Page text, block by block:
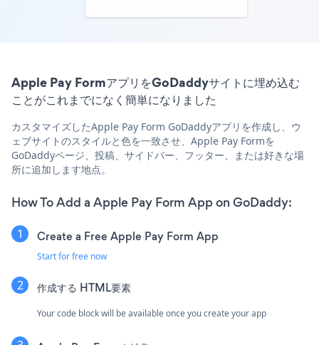
Apple Pay FormアプリをGoDaddyサイトに埋め込む
ことがこれまでになく簡単になりました
カスタマイズしたApple Pay Form GoDaddyアプリを作成し、ウ
ェブサイトのスタイルと色を一致させ、Apple Pay Formを
GoDaddyページ、投稿、サイドバー、フッター、または好きな場
所に追加します地点。
How To Add a Apple Pay Form App on GoDaddy:
Create a Free Apple Pay Form App
Start for free now
作成する HTML要素
Your code block will be available once you create your app